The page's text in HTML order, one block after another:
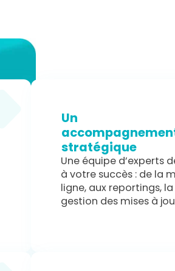
Un
stratégique
Une équipe d’experts
à votre succès : de la
ligne, aux reportings, la
gestion des mises à